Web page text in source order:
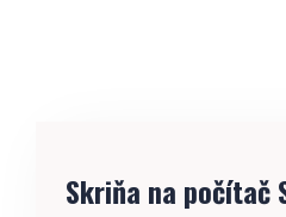
Skriňa na počítač